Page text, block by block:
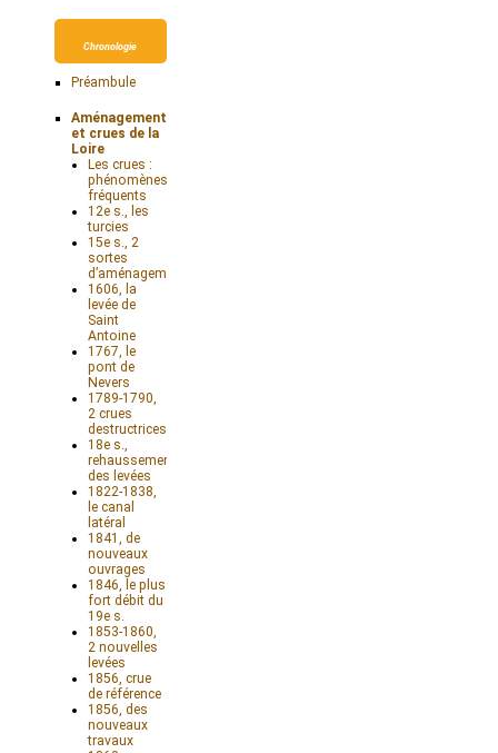
Chronologie
Préambule
Aménagements
et crues de la
Loire
Les crues :
phénomènes
fréquents
12e s., les
turcies
15e s., 2
sortes
d’aménagements
1606, la
levée de
Saint
Antoine
1767, le
pont de
Nevers
1789-1790,
2 crues
destructrices
18e s.,
rehaussement
des levées
1822-1838,
le canal
latéral
1841, de
nouveaux
ouvrages
1846, le plus
fort débit du
19e s.
1853-1860,
2 nouvelles
levées
1856, crue
de référence
1856, des
nouveaux
travaux